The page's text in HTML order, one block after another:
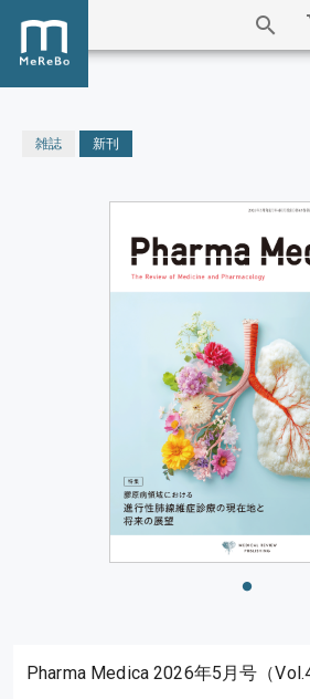
雑誌 新刊
Pharma Medica 2026年5月号（